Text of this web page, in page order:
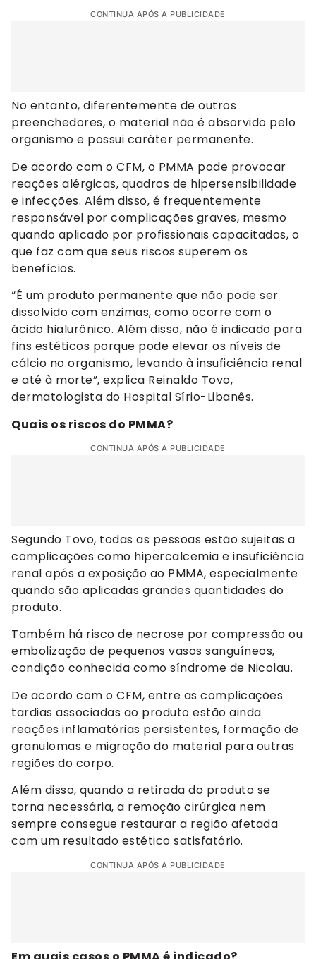
CONTINUA APÓS A PUBLICIDADE
No entanto, diferentemente de outros
preenchedores, o material não é absorvido pelo
organismo e possui caráter permanente.
De acordo com o CFM, o PMMA pode provocar
reações alérgicas, quadros de hipersensibilidade
e infecções. Além disso, é frequentemente
responsável por complicações graves, mesmo
quando aplicado por profissionais capacitados, o
que faz com que seus riscos superem os
benefícios.
“É um produto permanente que não pode ser
dissolvido com enzimas, como ocorre com o
ácido hialurônico. Além disso, não é indicado para
fins estéticos porque pode elevar os níveis de
cálcio no organismo, levando à insuficiência renal
e até à morte”, explica Reinaldo Tovo,
dermatologista do Hospital Sírio-Libanês.
Quais os riscos do PMMA?
CONTINUA APÓS A PUBLICIDADE
Segundo Tovo, todas as pessoas estão sujeitas a
complicações como hipercalcemia e insuficiência
renal após a exposição ao PMMA, especialmente
quando são aplicadas grandes quantidades do
produto.
Também há risco de necrose por compressão ou
embolização de pequenos vasos sanguíneos,
condição conhecida como síndrome de Nicolau.
De acordo com o CFM, entre as complicações
tardias associadas ao produto estão ainda
reações inflamatórias persistentes, formação de
granulomas e migração do material para outras
regiões do corpo.
Além disso, quando a retirada do produto se
torna necessária, a remoção cirúrgica nem
sempre consegue restaurar a região afetada
com um resultado estético satisfatório.
CONTINUA APÓS A PUBLICIDADE